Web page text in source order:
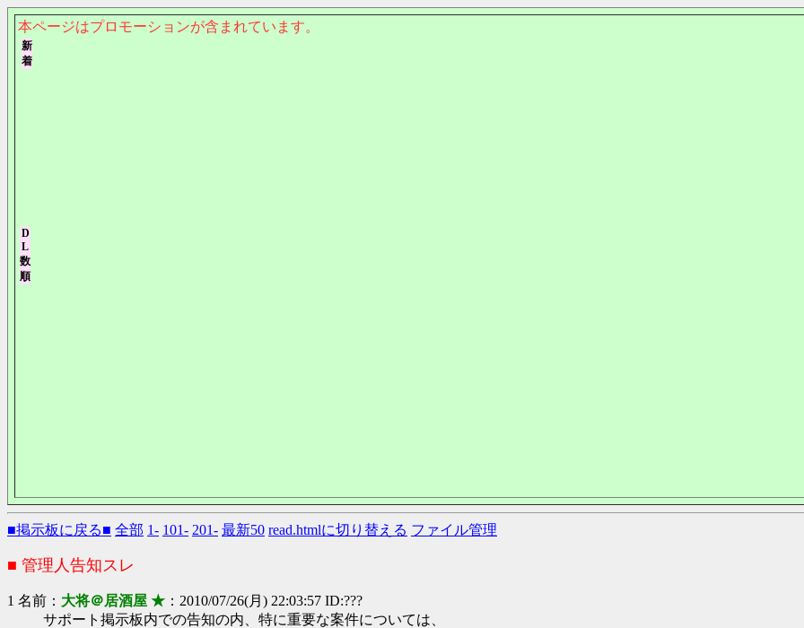
本ページはプロモーションが含まれています。
■掲示板に戻る■ 全部 1- 101- 201- 最新50 read.htmlに切り替える ファイル管理
■ 管理人告知スレ
1 名前： 大将＠居酒屋 ★ ：2010/07/26(月) 22:03:57 ID:???
サポート掲示板内での告知の内、特に重要な案件については、